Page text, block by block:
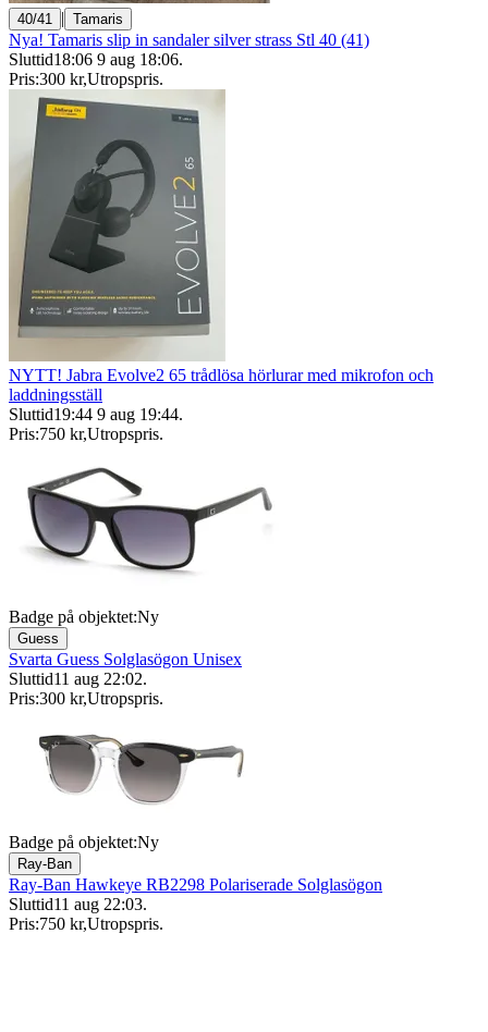
40/41 | Tamaris
Nya! Tamaris slip in sandaler silver strass Stl 40 (41)
Sluttid18:06 9 aug 18:06.
Pris:300 kr,Utropspris.
NYTT! Jabra Evolve2 65 trådlösa hörlurar med mikrofon och
laddningsställ
Sluttid19:44 9 aug 19:44.
Pris:750 kr,Utropspris.
Badge på objektet:Ny
Guess
Svarta Guess Solglasögon Unisex
Sluttid11 aug 22:02.
Pris:300 kr,Utropspris.
Badge på objektet:Ny
Ray-Ban
Ray-Ban Hawkeye RB2298 Polariserade Solglasögon
Sluttid11 aug 22:03.
Pris:750 kr,Utropspris.